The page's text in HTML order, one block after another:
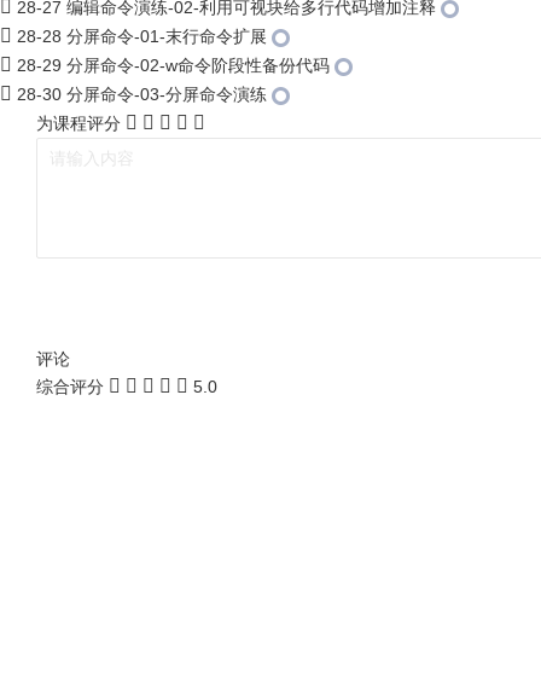
28-27 编辑命令演练-02-利用可视块给多行代码增加注释
28-28 分屏命令-01-末行命令扩展
28-29 分屏命令-02-w命令阶段性备份代码
28-30 分屏命令-03-分屏命令演练
为课程评分
评论
综合评分
5.0